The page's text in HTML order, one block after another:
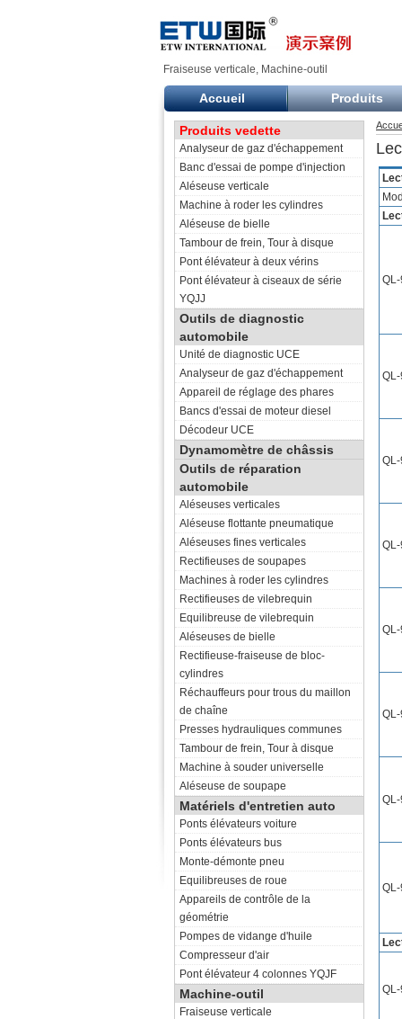
Fraiseuse verticale, Machine-outil
Accueil Produits
Produits vedette
Analyseur de gaz d'échappement
Banc d'essai de pompe d'injection
Aléseuse verticale
Machine à roder les cylindres
Aléseuse de bielle
Tambour de frein, Tour à disque
Pont élévateur à deux vérins
Pont élévateur à ciseaux de série
YQJJ
Outils de diagnostic
automobile
Unité de diagnostic UCE
Analyseur de gaz d'échappement
Appareil de réglage des phares
Bancs d'essai de moteur diesel
Décodeur UCE
Dynamomètre de châssis
Outils de réparation
automobile
Aléseuses verticales
Aléseuse flottante pneumatique
Aléseuses fines verticales
Rectifieuses de soupapes
Machines à roder les cylindres
Rectifieuses de vilebrequin
Equilibreuse de vilebrequin
Aléseuses de bielle
Rectifieuse-fraiseuse de bloc-
cylindres
Réchauffeurs pour trous du maillon
de chaîne
Presses hydrauliques communes
Tambour de frein, Tour à disque
Machine à souder universelle
Aléseuse de soupape
Matériels d'entretien auto
Ponts élévateurs voiture
Ponts élévateurs bus
Monte-démonte pneu
Equilibreuses de roue
Appareils de contrôle de la
géométrie
Pompes de vidange d'huile
Compresseur d'air
Pont élévateur 4 colonnes YQJF
Machine-outil
Fraiseuse verticale